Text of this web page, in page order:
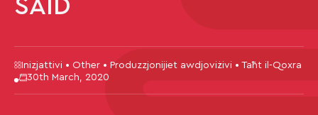
SAID
Inizjattivi • Other • Produzzjonijiet awdjoviżivi • Taħt il-Qoxra
30th March, 2020